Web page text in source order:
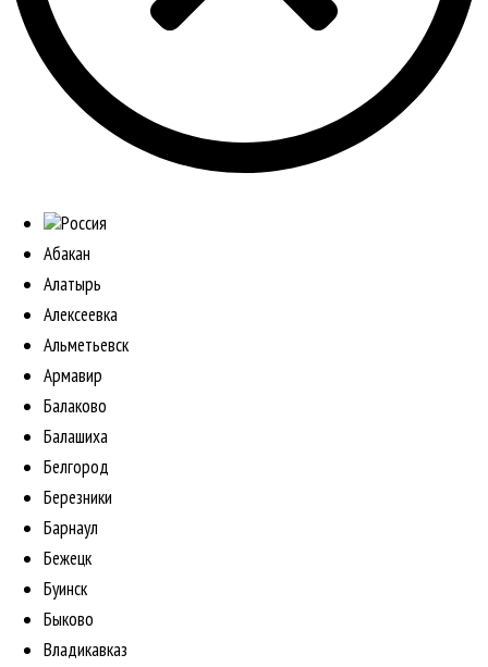
Россия
Абакан
Алатырь
Алексеевка
Альметьевск
Армавир
Балаково
Балашиха
Белгород
Березники
Барнаул
Бежецк
Буинск
Быково
Владикавказ